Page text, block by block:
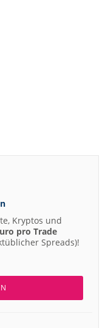
Kryptos und
pro Trade
Spreads)!